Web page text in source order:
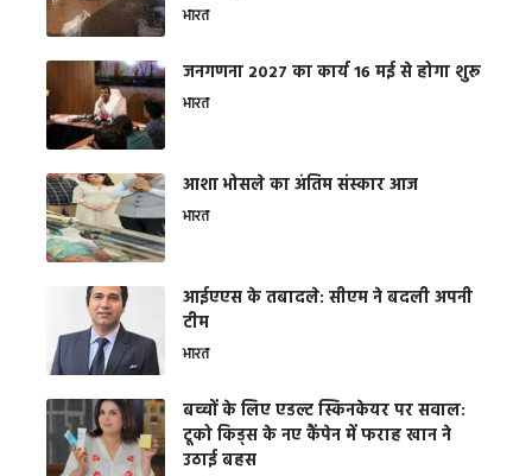
भारत
जनगणना 2027 का कार्य 16 मई से होगा शुरू
भारत
आशा भोसले का अंतिम संस्कार आज
भारत
आईएएस के तबादले: सीएम ने बदली अपनी
टीम
भारत
बच्चों के लिए एडल्ट स्किनकेयर पर सवाल:
टूको किड्स के नए कैंपेन में फराह खान ने
उठाई बहस